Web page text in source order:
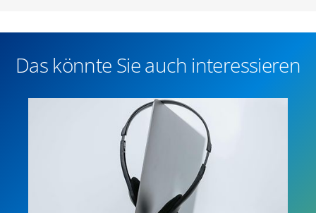
Das könnte Sie auch interessieren